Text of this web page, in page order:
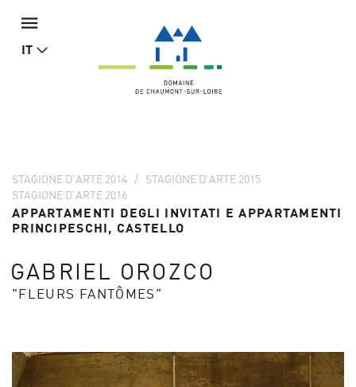
IT
STAGIONE D'ARTE 2014
STAGIONE D'ARTE 2015
STAGIONE D'ARTE 2016
APPARTAMENTI DEGLI INVITATI E APPARTAMENTI
PRINCIPESCHI, CASTELLO
GABRIEL OROZCO
"FLEURS FANTÔMES"